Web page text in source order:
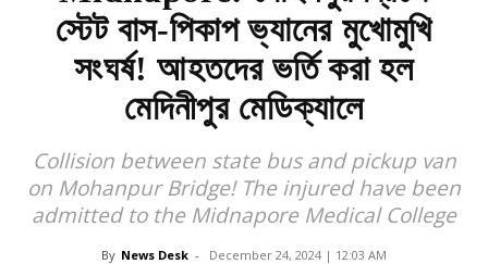
স্টেট বাস-পিকাপ ভ্যানের মুখোমুখি
সংঘর্ষ! আহতদের ভর্তি করা হল
মেদিনীপুর মেডিক্যালে
Collision between state bus and pickup van
on Mohanpur Bridge! The injured have been
admitted to the Midnapore Medical College
By News Desk - December 24, 2024 | 12:03 AM